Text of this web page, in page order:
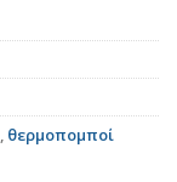
, θερμοπομποί